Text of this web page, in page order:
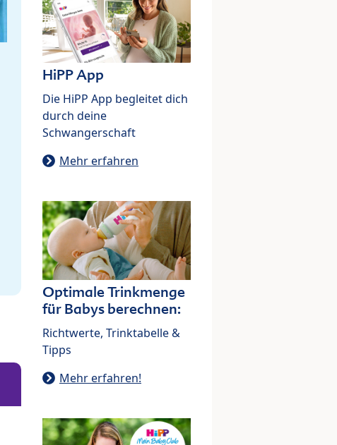
HiPP App
Die HiPP App begleitet dich
durch deine
Schwangerschaft
Mehr erfahren
Optimale Trinkmenge
für Babys berechnen:
Richtwerte, Trinktabelle &
Tipps
Mehr erfahren!